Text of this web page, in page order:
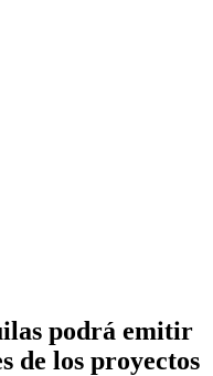
podrá emitir
de los proyectos